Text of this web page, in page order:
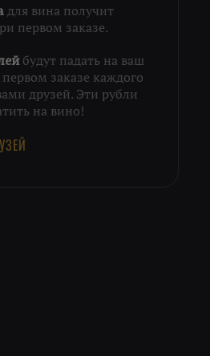
для вина получит
первом заказе.
будут падать на ваш
заказе каждого
друзей. Эти рубли
на вино!